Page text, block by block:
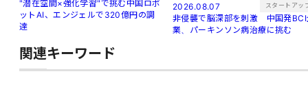
"潜在空間×強化学習"で挑む中国ロボ
ットAI、エンジェルで320億円の調
達
2026.08.07 スタートアッ
非侵襲で脳深部を刺激 中国発BCI
業、パーキンソン病治療に挑む
関連キーワード